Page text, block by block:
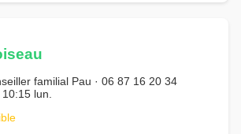
familial Pau · 06 87 16 20 34
lun.